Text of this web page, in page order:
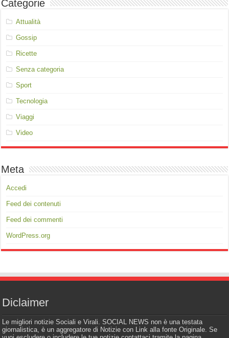
Categorie
Attualità
Gossip
Ricette
Senza categoria
Sport
Tecnologia
Viaggi
Video
Meta
Accedi
Feed dei contenuti
Feed dei commenti
WordPress.org
Diclaimer
Le migliori notizie Sociali e Virali. SOCIAL NEWS non è una testata
giornalistica, è un aggregatore di Notizie con Link alla fonte Originale. Se